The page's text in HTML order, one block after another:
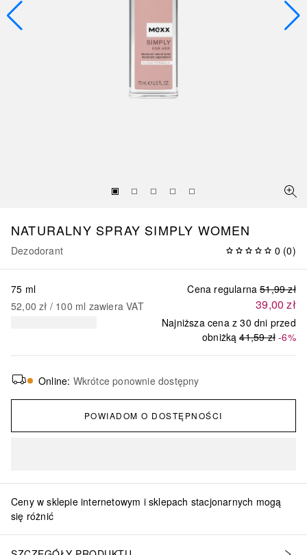
NATURALNY SPRAY SIMPLY WOMEN
Dezodorant 0 (0)
Cena regularna 51,99 zł
39,00 zł
Najniższa cena z 30 dni przed
obniżką 41,59 zł -6%
75 ml
52,00 zł / 100 ml zawiera VAT
Online: Wkrótce ponownie dostępny
POWIADOM O DOSTĘPNOŚCI
Ceny w sklepie internetowym i sklepach stacjonarnych mogą
się różnić